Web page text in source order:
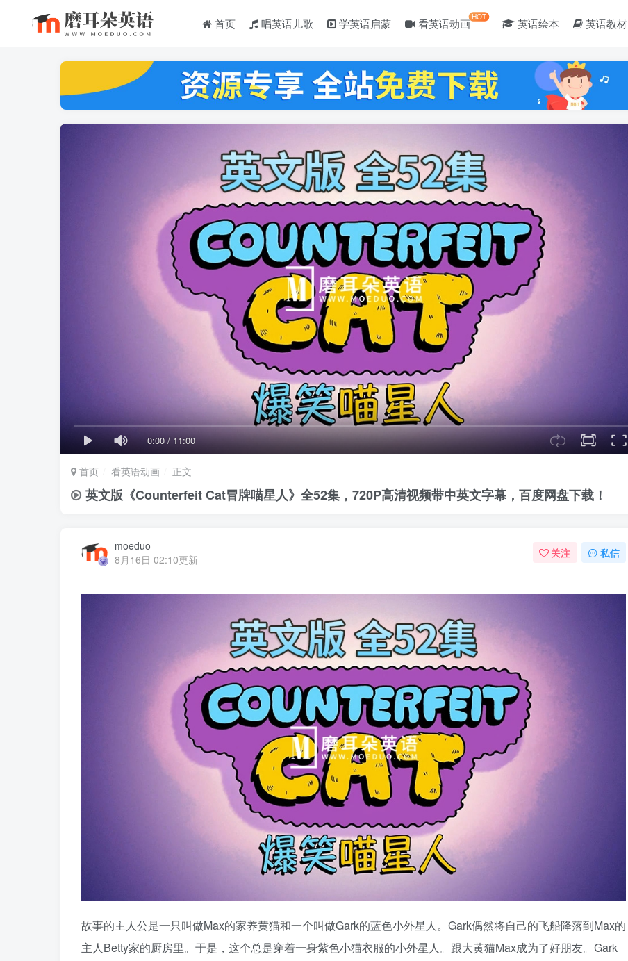
首页 唱英语儿歌 学英语启蒙 看英语动画HOT 英语绘本 英语教材
0:00/ 11:00
首页 看英语动画 正文
英文版《Counterfeit Cat冒牌喵星人》全52集，720P高清视频带中英文字幕，百度网盘下载！
moeduo
8月16日 02:10更新
关注 私信
故事的主人公是一只叫做Max的家养黄猫和一个叫做Gark的蓝色小外星人。Gark偶然将自己的飞船降落到Max的
主人Betty家的厨房里。于是，这个总是穿着一身紫色小猫衣服的小外星人。跟大黄猫Max成为了好朋友。Gark